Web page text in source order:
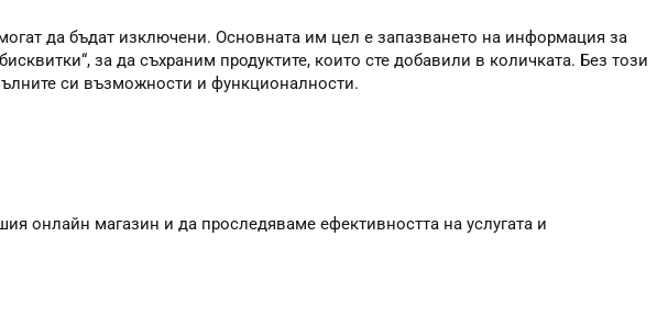
да бъдат изключени. Основната им цел е запазването на информация за
за да съхраним продуктите, които сте добавили в количката. Без този
си възможности и функционалности.
онлайн магазин и да проследяваме ефективността на услугата и